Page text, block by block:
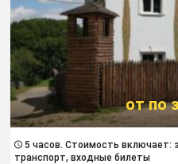
от по
5 часов. Cтоимость включает:
транспорт, входные билеты